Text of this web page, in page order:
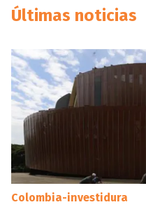
Últimas noticias
Colombia-investidura